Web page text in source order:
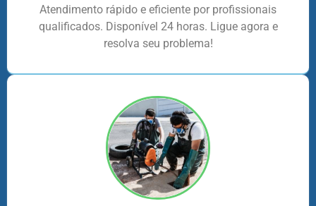
Atendimento rápido e eficiente por profissionais
qualificados. Disponível 24 horas. Ligue agora e
resolva seu problema!